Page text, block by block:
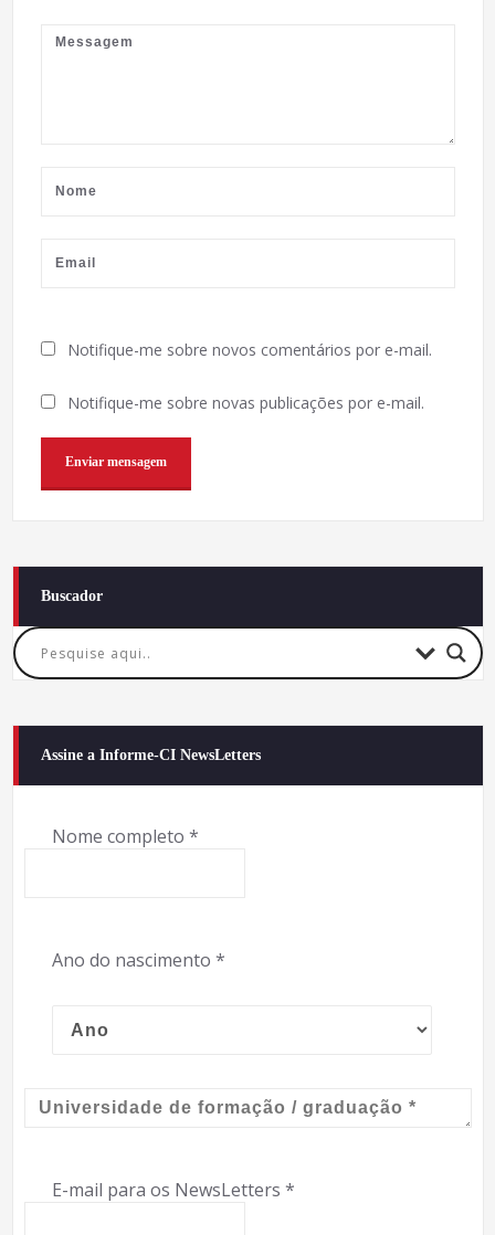
Notifique-me sobre novos comentários por e-mail.
Notifique-me sobre novas publicações por e-mail.
Buscador
Assine a Informe-CI NewsLetters
Nome completo *
Ano do nascimento *
E-mail para os NewsLetters *